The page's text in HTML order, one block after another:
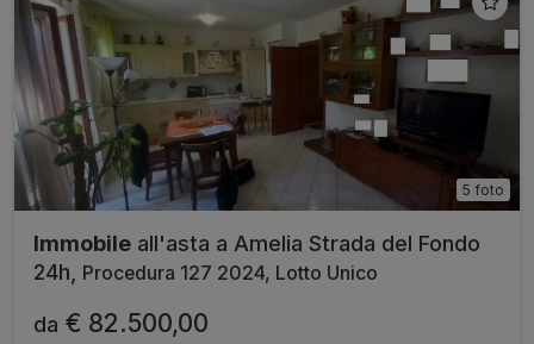
5 foto
Immobile all'asta a Amelia Strada del Fondo
24h,
Procedura 127 2024, Lotto Unico
da € 82.500,00